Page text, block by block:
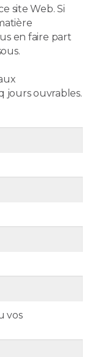
site Web. Si
en faire part
jours ouvrables.
vos